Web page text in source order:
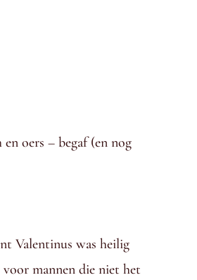
oers – begaf (en nog
Valentinus was heilig
mannen die niet het